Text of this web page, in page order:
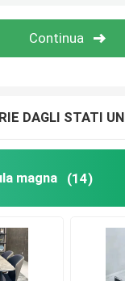
del marmo del
DAGLI STATI
magna (14)